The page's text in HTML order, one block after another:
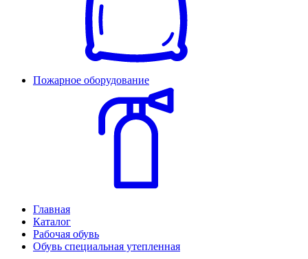
Пожарное оборудование
Главная
Каталог
Рабочая обувь
Обувь специальная утепленная